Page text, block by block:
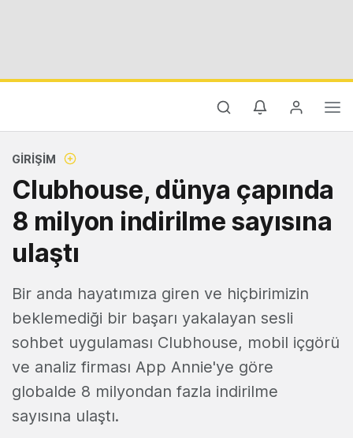
GIRIŞIM
Clubhouse, dünya çapında
8 milyon indirilme sayısına
ulaştı
Bir anda hayatımıza giren ve hiçbirimizin
beklemediği bir başarı yakalayan sesli
sohbet uygulaması Clubhouse, mobil içgörü
ve analiz firması App Annie'ye göre
globalde 8 milyondan fazla indirilme
sayısına ulaştı.